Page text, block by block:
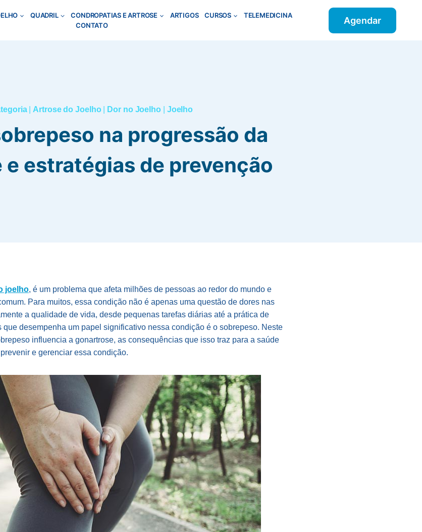
QUADRIL CONDROPATIAS E ARTROSE ARTIGOS CURSOS
TELEMEDICINA
CONTATO
Agendar
| Artrose do Joelho| Dor no Joelho Joelho
na progressão da
estratégias de prevenção
joelho, é um problema que afeta milhões de pessoas ao redor do mundo e
Para muitos, essa condição não é apenas uma questão de dores nas
a qualidade de vida, desde pequenas tarefas diárias até a prática de
que desempenha um papel significativo nessa condição é o sobrepeso. Neste
influencia a gonartrose, as consequências que isso traz para a saúde
e gerenciar essa condição.